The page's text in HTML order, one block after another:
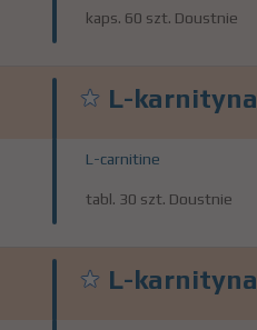
kaps. 60 szt. Doustnie
L-karnityna
L-carnitine
tabl. 30 szt. Doustnie
L-karnityna